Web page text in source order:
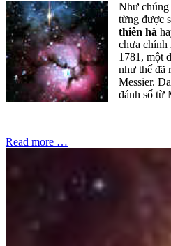
Như chúng
từng được
thiên hà
chưa chính
1781, một
như thế đã
Messier.
đánh số từ
Read more …